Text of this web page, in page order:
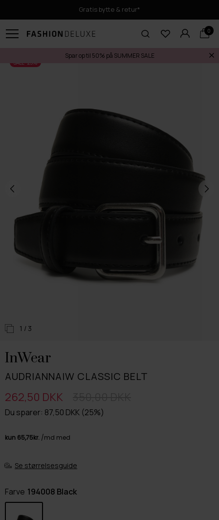
Gratis bytte & retur*
0
Spar op til 50% på SUMMER SALE
SALE -25%
1 / 3
InWear
AUDRIANNAIW CLASSIC BELT
Du sparer: 87,50 DKK (25%)
262,50 DKK
Se størrelsesguide
Farve 194008 Black